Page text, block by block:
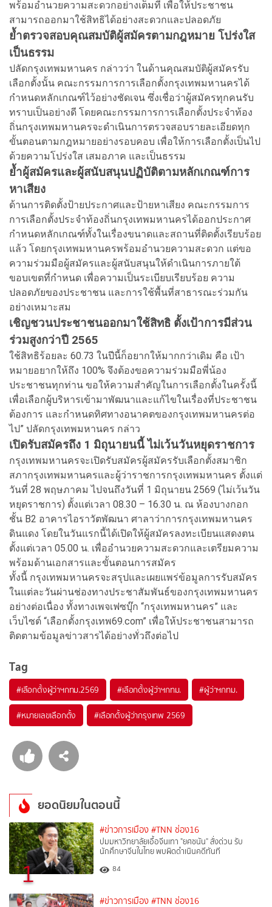
พร้อมอำนวยความสะดวกอย่างเต็มที่ เพื่อให้ประชาชน
สามารถออกมาใช้สิทธิได้อย่างสะดวกและปลอดภัย
ย้ำตรวจสอบคุณสมบัติผู้สมัครตามกฎหมาย โปร่งใส
เป็นธรรม
ปลัดกรุงเทพมหานคร กล่าวว่า ในด้านคุณสมบัติผู้สมัครรับ
เลือกตั้งนั้น คณะกรรมการการเลือกตั้งกรุงเทพมหานครได้
กำหนดหลักเกณฑ์ไว้อย่างชัดเจน ซึ่งเชื่อว่าผู้สมัครทุกคนรับ
ทราบเป็นอย่างดี โดยคณะกรรมการการเลือกตั้งประจำท้อง
ถิ่นกรุงเทพมหานครจะดำเนินการตรวจสอบรายละเอียดทุก
ขั้นตอนตามกฎหมายอย่างรอบคอบ เพื่อให้การเลือกตั้งเป็นไป
ด้วยความโปร่งใส เสมอภาค และเป็นธรรม
ย้ำผู้สมัครและผู้สนับสนุนปฏิบัติตามหลักเกณฑ์การ
หาเสียง
ด้านการติดตั้งป้ายประกาศและป้ายหาเสียง คณะกรรมการ
การเลือกตั้งประจำท้องถิ่นกรุงเทพมหานครได้ออกประกาศ
กำหนดหลักเกณฑ์ทั้งในเรื่องขนาดและสถานที่ติดตั้งเรียบร้อย
แล้ว โดยกรุงเทพมหานครพร้อมอำนวยความสะดวก แต่ขอ
ความร่วมมือผู้สมัครและผู้สนับสนุนให้ดำเนินการภายใต้
ขอบเขตที่กำหนด เพื่อความเป็นระเบียบเรียบร้อย ความ
ปลอดภัยของประชาชน และการใช้พื้นที่สาธารณะร่วมกัน
อย่างเหมาะสม
เชิญชวนประชาชนออกมาใช้สิทธิ ตั้งเป้าการมีส่วน
ร่วมสูงกว่าปี 2565
ใช้สิทธิร้อยละ 60.73 ในปีนี้ก็อยากให้มากกว่าเดิม คือ เป้า
หมายอยากให้ถึง 100% จึงต้องขอความร่วมมือพี่น้อง
ประชาชนทุกท่าน ขอให้ความสำคัญในการเลือกตั้งในครั้งนี้
เพื่อเลือกผู้บริหารเข้ามาพัฒนาและแก้ไขในเรื่องที่ประชาชน
ต้องการ และกำหนดทิศทางอนาคตของกรุงเทพมหานครต่อ
ไป” ปลัดกรุงเทพมหานคร กล่าว
เปิดรับสมัครถึง 1 มิถุนายนนี้ ไม่เว้นวันหยุดราชการ
กรุงเทพมหานครจะเปิดรับสมัครผู้สมัครรับเลือกตั้งสมาชิก
สภากรุงเทพมหานครและผู้ว่าราชการกรุงเทพมหานคร ตั้งแต่
วันที่ 28 พฤษภาคม ไปจนถึงวันที่ 1 มิถุนายน 2569 (ไม่เว้นวัน
หยุดราชการ) ตั้งแต่เวลา 08.30 – 16.30 น. ณ ห้องบางกอก
ชั้น B2 อาคารไอราวัตพัฒนา ศาลาว่าการกรุงเทพมหานคร
ดินแดง โดยในวันแรกนี้ได้เปิดให้ผู้สมัครลงทะเบียนแสดงตน
ตั้งแต่เวลา 05.00 น. เพื่ออำนวยความสะดวกและเตรียมความ
พร้อมด้านเอกสารและขั้นตอนการสมัคร
ทั้งนี้ กรุงเทพมหานครจะสรุปและเผยแพร่ข้อมูลการรับสมัคร
ในแต่ละวันผ่านช่องทางประชาสัมพันธ์ของกรุงเทพมหานคร
อย่างต่อเนื่อง ทั้งทางเพจเฟซบุ๊ก “กรุงเทพมหานคร” และ
เว็บไซต์ “เลือกตั้งกรุงเทพ69.com” เพื่อให้ประชาชนสามารถ
ติดตามข้อมูลข่าวสารได้อย่างทั่วถึงต่อไป
Tag
#เลือกตั้งผู้ว่าฯกทม.2569 #เลือกตั้งผู้ว่าฯกทม. #ผู้ว่าฯกทม.
#หมายเลขเลือกตั้ง #เลือกตั้งผู้ว่ากรุงเทพ 2569
ยอดนิยมในตอนนี้
1
#ข่าวการเมือง #TNN ช่อง16
ปมมหาวิทยาลัยเอื้อจีนเทา "ยศชนัน" สั่งด่วน รับ
นักศึกษาจีนในไทย พบผิดดำเนินคดีทันที
84
#ข่าวการเมือง #TNN ช่อง16